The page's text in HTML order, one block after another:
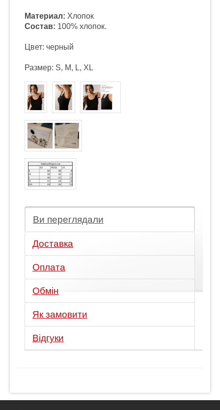
Материал: Хлопок
Состав: 100% хлопок.
Цвет: черный
Размер: S, M, L, XL
Ви переглядали
Доставка
Оплата
Обмін
Як замовити
Відгуки